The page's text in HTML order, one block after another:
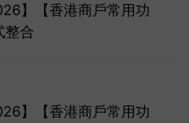
】【香港商戶常用功
整合
】【香港商戶常用功